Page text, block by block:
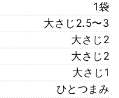
1袋
大さじ2.5〜3
大さじ2
大さじ2
大さじ1
ひとつまみ